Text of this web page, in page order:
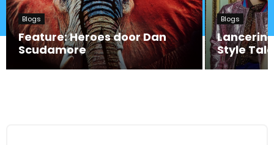
Blogs
Feature: Heroes door Dan
Scudamore
Blogs
Style